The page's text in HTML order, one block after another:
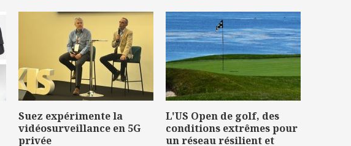
Suez expérimente la
vidéosurveillance en 5G
privée
L'US Open de golf, des
conditions extrêmes pour
un réseau résilient et